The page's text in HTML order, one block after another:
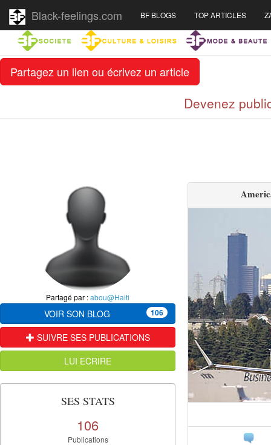
Partagez un lien ou écrivez un article
Black-feelings.com BF BLOGS TOP ARTICLES
Devenez
Partagé par :abou@Haiti
VOIR SON BLOG 106
SUIVRE SES PUBLICATIONS
LUI ECRIRE
SES STATS
106
Publications